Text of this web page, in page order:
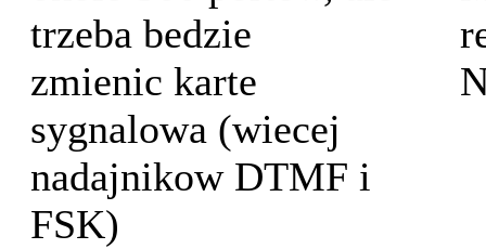
trzeba bedzie
zmienic karte
sygnalowa (wiecej
nadajnikow DTMF i
FSK)